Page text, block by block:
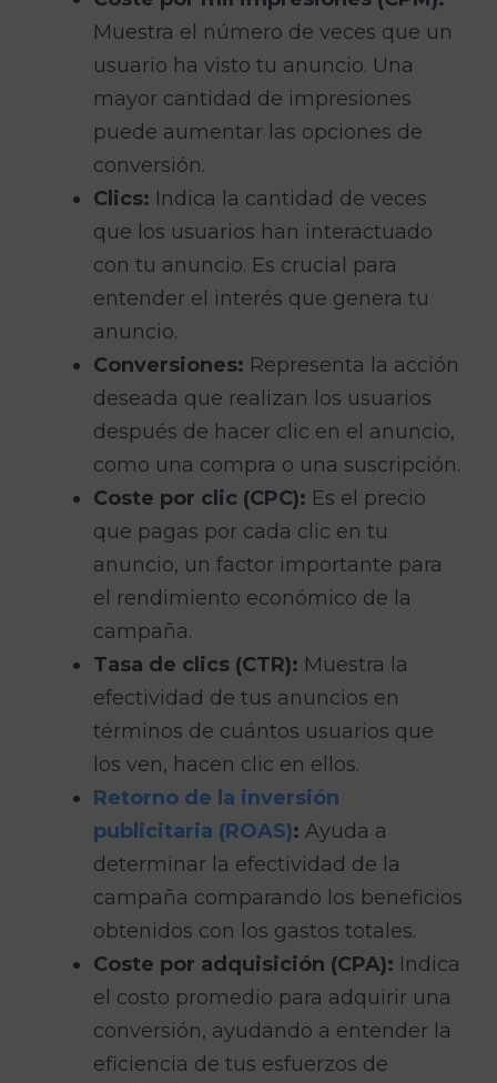
Muestra el número de veces que un
usuario ha visto tu anuncio. Una
mayor cantidad de impresiones
puede aumentar las opciones de
conversión.
Clics: Indica la cantidad de veces
que los usuarios han interactuado
con tu anuncio. Es crucial para
entender el interés que genera tu
anuncio.
Conversiones: Representa la acción
deseada que realizan los usuarios
después de hacer clic en el anuncio,
como una compra o una suscripción.
Coste por clic (CPC): Es el precio
que pagas por cada clic en tu
anuncio, un factor importante para
el rendimiento económico de la
campaña.
Tasa de clics (CTR): Muestra la
efectividad de tus anuncios en
términos de cuántos usuarios que
los ven, hacen clic en ellos.
Retorno de la inversión
publicitaria (ROAS): Ayuda a
determinar la efectividad de la
campaña comparando los beneficios
obtenidos con los gastos totales.
Coste por adquisición (CPA): Indica
el costo promedio para adquirir una
conversión, ayudando a entender la
eficiencia de tus esfuerzos de